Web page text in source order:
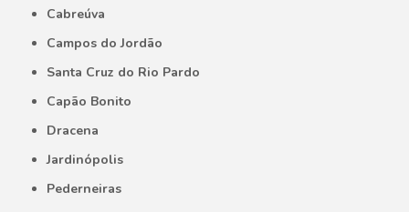
Cabreúva
Campos do Jordão
Santa Cruz do Rio Pardo
Capão Bonito
Dracena
Jardinópolis
Pederneiras